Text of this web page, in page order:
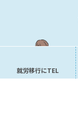
就労移行にTEL